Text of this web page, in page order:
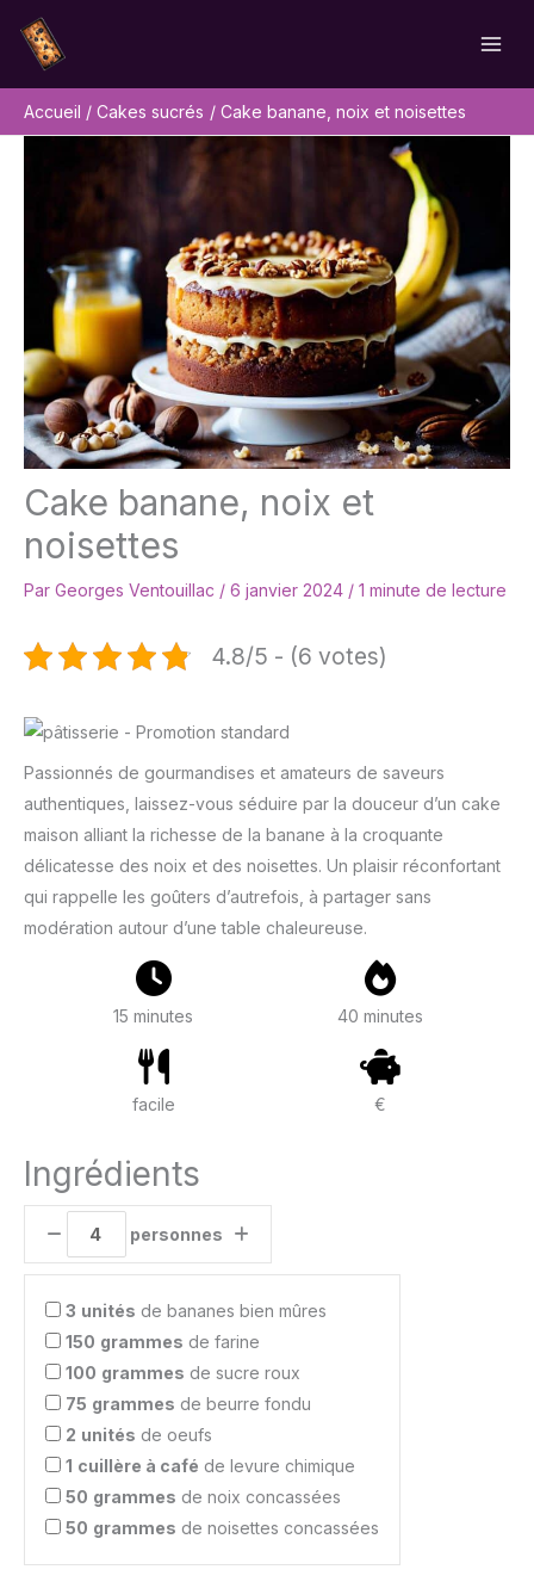
contenu
Accueil
Cakes sucrés Cake banane, noix et noisettes
Cake banane, noix et
noisettes
Par Georges Ventouillac / 6 janvier 2024 / 1 minute de lecture
4.8/5 - (6 votes)
Passionnés de gourmandises et amateurs de saveurs
authentiques, laissez-vous séduire par la douceur d’un cake
maison alliant la richesse de la banane à la croquante
délicatesse des noix et des noisettes. Un plaisir réconfortant
qui rappelle les goûters d’autrefois, à partager sans
modération autour d’une table chaleureuse.
15 minutes 40 minutes
facile €
Ingrédients
personnes
3 unités de bananes bien mûres
150 grammes de farine
100 grammes de sucre roux
75 grammes de beurre fondu
2 unités de oeufs
1 cuillère à café de levure chimique
50 grammes de noix concassées
50 grammes de noisettes concassées
Rechercher